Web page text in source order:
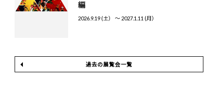
編
2026.9.19 (土） 〜 2027.1.11 (月）
過去の展覧会一覧